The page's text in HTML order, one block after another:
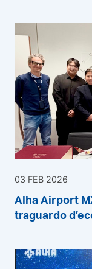
03 FEB 2026
Alha Airport
traguardo